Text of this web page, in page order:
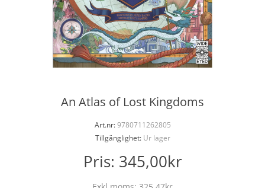
An Atlas of Lost Kingdoms
Art.nr:9780711262805
Tillgänglighet:Ur lager
Pris: 345,00kr